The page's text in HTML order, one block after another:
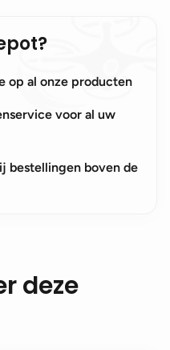
op al onze producten
voor al uw
bestellingen boven de
deze